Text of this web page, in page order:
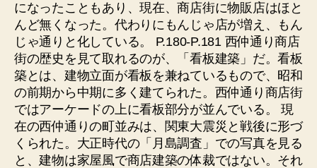
になったこともあり、現在、商店街に物販店はほと
んど無くなった。代わりにもんじゃ店が増え、もん
じゃ通りと化している。 P.180-P.181 西仲通り商店
街の歴史を見て取れるのが、「看板建築」だ。看板
築とは、建物立面が看板を兼ねているもので、昭和
の前期から中期に多く建てられた。西仲通り商店街
ではアーケードの上に看板部分が並んでいる。 現
在の西仲通りの町並みは、関東大震災と戦後に形づ
くられた。大正時代の「月島調査」での写真を見る
と、建物は家屋風で商店建築の体裁ではない。それ